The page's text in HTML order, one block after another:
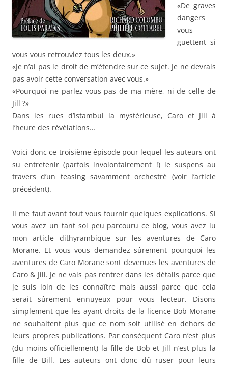
«De graves
dangers
vous
guettent si
vous vous retrouviez tous les deux.»
«Je n’ai pas le droit de m’étendre sur ce sujet. Je ne devrais
pas avoir cette conversation avec vous.»
«Pourquoi ne parlez-vous pas de ma mère, ni de celle de
Jill ?»
Dans les rues d’Istambul la mystérieuse, Caro et Jill à
l’heure des révélations…
Voici donc ce troisième épisode pour lequel les auteurs ont
su entretenir (parfois involontairement !) le suspens au
travers d’un teasing savamment orchestré (voir l’article
précédent).
Il me faut avant tout vous fournir quelques explications. Si
vous avez un tant soi peu parcouru ce blog, vous avez lu
mon article dithyrambique sur les aventures de Caro
Morane. Et vous vous demandez sûrement pourquoi les
aventures de Caro Morane sont devenues les aventures de
Caro & Jill. Je ne vais pas rentrer dans les détails parce que
je suis loin de les connaître mais aussi parce que cela
serait sûrement ennuyeux pour vous lecteur. Disons
simplement que les ayant-droits de la licence Bob Morane
ne souhaitent plus que ce nom soit utilisé en dehors de
leurs propres publications. Par conséquent Caro n’est plus
(du moins officiellement) la fille de Bob et Jill n’est plus la
fille de Bill. Les auteurs ont donc dû ruser pour leurs